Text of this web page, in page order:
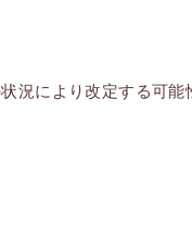
況により改定する可能